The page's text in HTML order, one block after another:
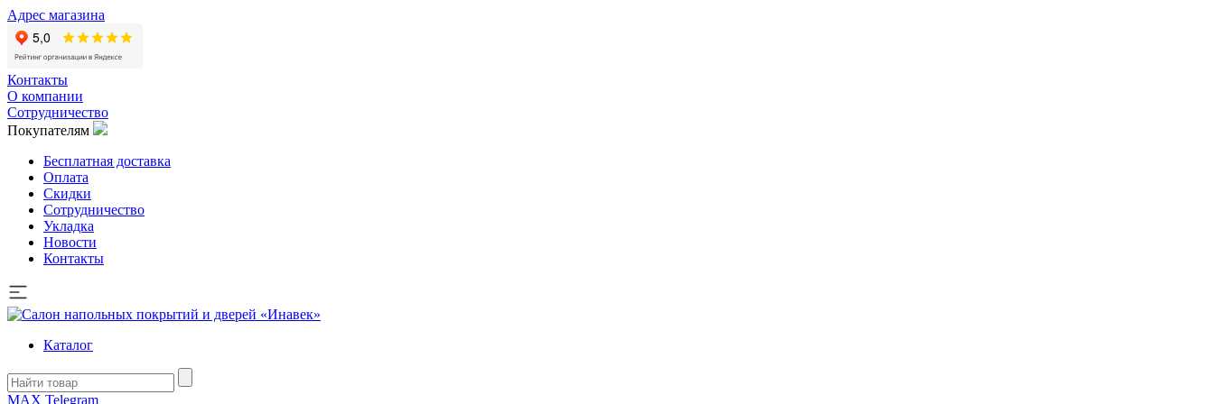
Адрес магазина
Контакты
О компании
Сотрудничество
Покупателям
Бесплатная доставка
Оплата
Скидки
Сотрудничество
Укладка
Новости
Контакты
Каталог
MAX Telegram